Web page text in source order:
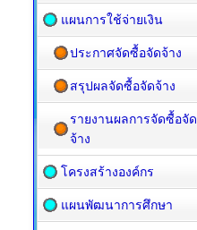
แผนการใช้จ่ายเงิน
ประกาศจัดซื้อจัดจ้าง
สรุปผลจัดซื้อจัดจ้าง
รายงานผลการจัดซื้อจัด
จ้าง
โครงสร้างองค์กร
แผนพัฒนาการศึกษา